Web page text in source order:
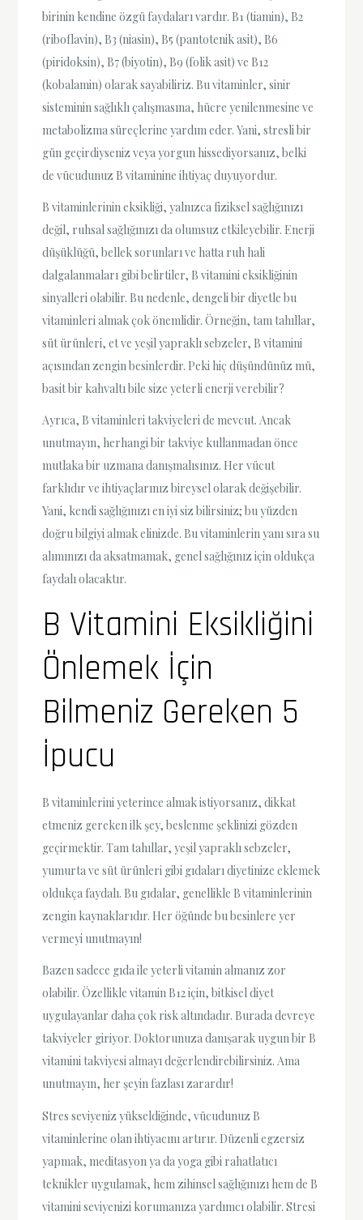
birinin kendine özgü faydaları vardır. B1 (tiamin), B2
(riboflavin), B3 (niasin), B5 (pantotenik asit), B6
(piridoksin), B7 (biyotin), B9 (folik asit) ve B12
(kobalamin) olarak sayabiliriz. Bu vitaminler, sinir
sisteminin sağlıklı çalışmasına, hücre yenilenmesine ve
metabolizma süreçlerine yardım eder. Yani, stresli bir
gün geçirdiyseniz veya yorgun hissediyorsanız, belki
de vücudunuz B vitaminine ihtiyaç duyuyordur.
B vitaminlerinin eksikliği, yalnızca fiziksel sağlığınızı
değil, ruhsal sağlığınızı da olumsuz etkileyebilir. Enerji
düşüklüğü, bellek sorunları ve hatta ruh hali
dalgalanmaları gibi belirtiler, B vitamini eksikliğinin
sinyalleri olabilir. Bu nedenle, dengeli bir diyetle bu
vitaminleri almak çok önemlidir. Örneğin, tam tahıllar,
süt ürünleri, et ve yeşil yapraklı sebzeler, B vitamini
açısından zengin besinlerdir. Peki hiç düşündünüz mü,
basit bir kahvaltı bile size yeterli enerji verebilir?
Ayrıca, B vitaminleri takviyeleri de mevcut. Ancak
unutmayın, herhangi bir takviye kullanmadan önce
mutlaka bir uzmana danışmalısınız. Her vücut
farklıdır ve ihtiyaçlarınız bireysel olarak değişebilir.
Yani, kendi sağlığınızı en iyi siz bilirsiniz; bu yüzden
doğru bilgiyi almak elinizde. Bu vitaminlerin yanı sıra su
alımınızı da aksatmamak, genel sağlığınız için oldukça
faydalı olacaktır.
B Vitamini Eksikliğini
Önlemek İçin
Bilmeniz Gereken 5
İpucu
B vitaminlerini yeterince almak istiyorsanız, dikkat
etmeniz gereken ilk şey, beslenme şeklinizi gözden
geçirmektir. Tam tahıllar, yeşil yapraklı sebzeler,
yumurta ve süt ürünleri gibi gıdaları diyetinize eklemek
oldukça faydalı. Bu gıdalar, genellikle B vitaminlerinin
zengin kaynaklarıdır. Her öğünde bu besinlere yer
vermeyi unutmayın!
Bazen sadece gıda ile yeterli vitamin almanız zor
olabilir. Özellikle vitamin B12 için, bitkisel diyet
uygulayanlar daha çok risk altındadır. Burada devreye
takviyeler giriyor. Doktorunuza danışarak uygun bir B
vitamini takviyesi almayı değerlendirebilirsiniz. Ama
unutmayın, her şeyin fazlası zarardır!
Stres seviyeniz yükseldiğinde, vücudunuz B
vitaminlerine olan ihtiyacını artırır. Düzenli egzersiz
yapmak, meditasyon ya da yoga gibi rahatlatıcı
teknikler uygulamak, hem zihinsel sağlığınızı hem de B
vitamini seviyenizi korumanıza yardımcı olabilir. Stresi